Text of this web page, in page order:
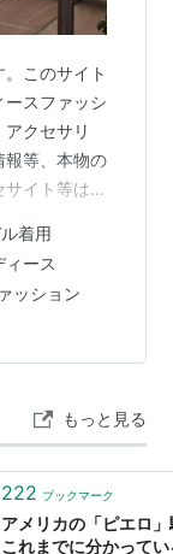
このサイト
スファッシ
クセサリ
報等、本物の
イト等は一
いです。ま
の場でお買
ください。
エロ)安くて
人気のレディ
着用
ース
ッション
もっと見る
222 ブックマーク
アメリカの「ピエロ
これまでに分かって